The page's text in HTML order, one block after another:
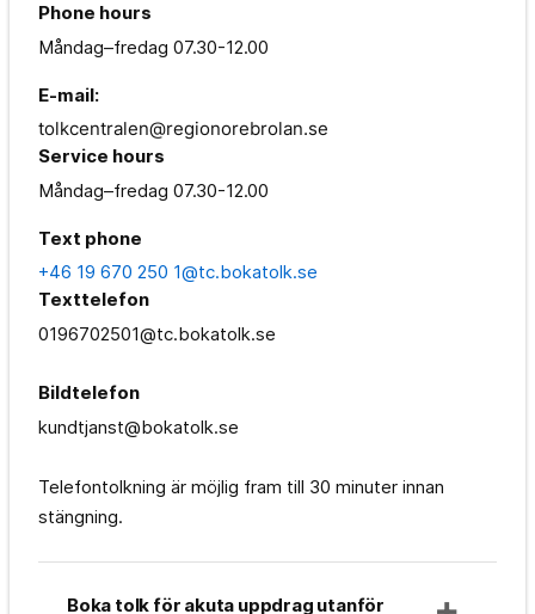
Phone hours
Måndag–fredag 07.30-12.00
E-mail:
tolkcentralen@regionorebrolan.se
Service hours
Måndag–fredag 07.30-12.00
Text phone
+46 19 670 250 1@tc.bokatolk.se
Texttelefon
0196702501@tc.bokatolk.se
Bildtelefon
kundtjanst@bokatolk.se
Telefontolkning är möjlig fram till 30 minuter innan
stängning.
Boka tolk för akuta uppdrag utanför